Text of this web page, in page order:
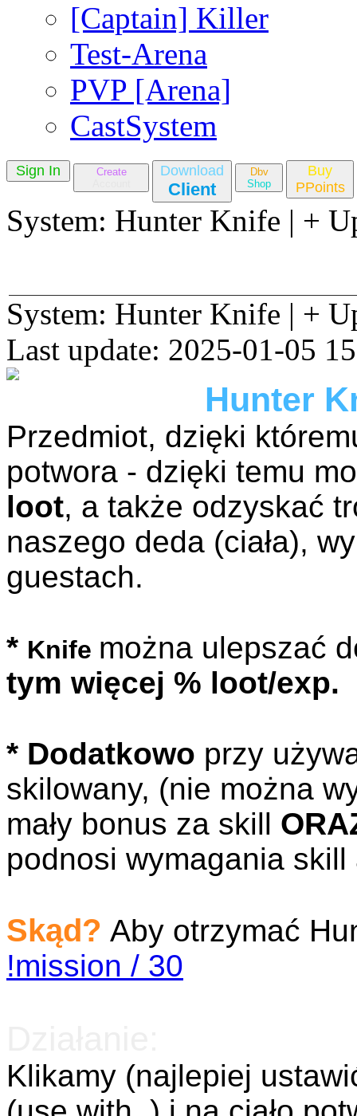
[Captain] Killer
Test-Arena
PVP [Arena]
CastSystem
Sign In
Create
Download
Client
Dbv
Shop
Buy
PPoints
System: Hunter Knife | +
System: Hunter Knife | +
Last update: 2025-01-05
Hunter
Przedmiot, dzięki
potwora - dzięki temu
loot, a także odzyskać
naszego deda (ciała),
guestach.
* Knife można ulepszać
tym więcej % loot/exp.
* Dodatkowo przy
skilowany, (nie można
mały bonus za skill
podnosi wymagania
Skąd? Aby otrzymać
!mission / 30
Klikamy (najlepiej